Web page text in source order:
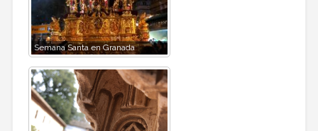
Semana Santa en Granada